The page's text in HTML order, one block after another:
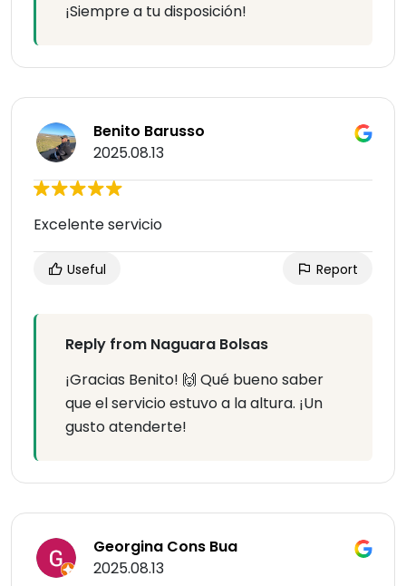
¡Siempre a tu disposición!
Benito Barusso
2025.08.13
Excelente servicio
Useful Report
Reply from Naguara Bolsas
¡Gracias Benito! 🙌 Qué bueno saber
que el servicio estuvo a la altura. ¡Un
gusto atenderte!
Georgina Cons Bua
2025.08.13